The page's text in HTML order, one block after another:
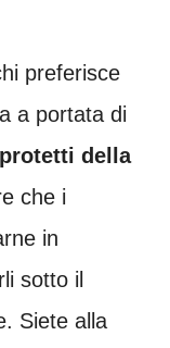
preferisce
a portata di
della
che i
in
sotto il
Siete alla